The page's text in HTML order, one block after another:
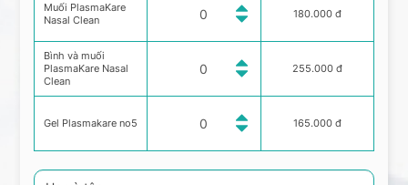
Muối PlasmaKare
Nasal Clean
Bình và muối
PlasmaKare Nasal
Clean
Gel Plasmakare no5
180.000 đ
255.000 đ
165.000 đ